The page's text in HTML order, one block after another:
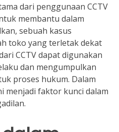
dari penggunaan CCTV
membantu dalam
sebuah kasus
toko yang terletak dekat
CCTV dapat digunakan
dan mengumpulkan
proses hukum. Dalam
menjadi faktor kunci dalam